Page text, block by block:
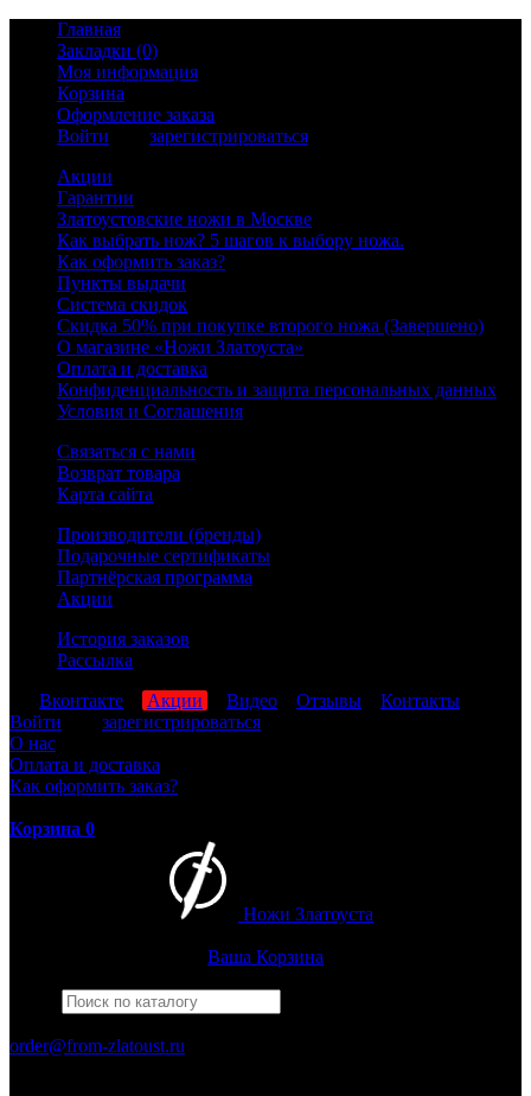
Главная
Закладки (0)
Моя информация
Корзина
Оформление заказа
Войти
зарегистрироваться
Акции
Гарантии
Златоустовские ножи в Москве
Как выбрать нож? 5 шагов к выбору ножа.
Как оформить заказ?
Пункты выдачи
Система скидок
Скидка 50% при покупке второго ножа (Завершено)
О магазине «Ножи Златоуста»
Оплата и доставка
Конфиденциальность и защита персональных данных
Условия и Соглашения
Связаться с нами
Возврат товара
Карта сайта
Производители (бренды)
Подарочные сертификаты
Партнёрская программа
Акции
История заказов
Рассылка
Вконтакте Акции Видео Отзывы
Контакты
Войти
зарегистрироваться
О нас
Оплата и доставка
Как оформить заказ?
Корзина 0
Ножи Златоуста
Ваша Корзина
order@from-zlatoust.ru